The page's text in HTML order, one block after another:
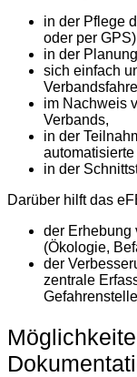
in der Pflege
oder per
in der
sich einfach
im Nachweis
Verbands,
in der
in der
Darüber hilft das
der Erhebung
(Ökologie,
der
zentrale